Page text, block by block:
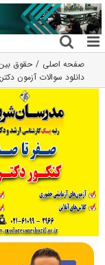
رفتن
به
محتوا
صفحه اصلی حقوق
دانلود سوالات آزمون دکتری 98 حقوق بین‌الملل عمومی کد